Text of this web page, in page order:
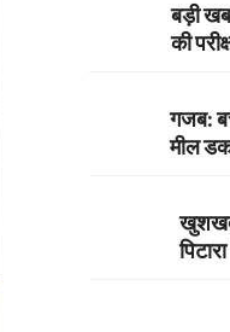
बड़ी
की
गजब:
मील